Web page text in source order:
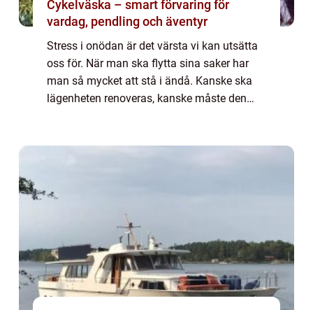
Cykelväska – smart förvaring för
vardag, pendling och äventyr
Stress i onödan är det värsta vi kan utsätta
oss för. När man ska flytta sina saker har
man så mycket att stå i ändå. Kanske ska
lägenheten renoveras, kanske måste den